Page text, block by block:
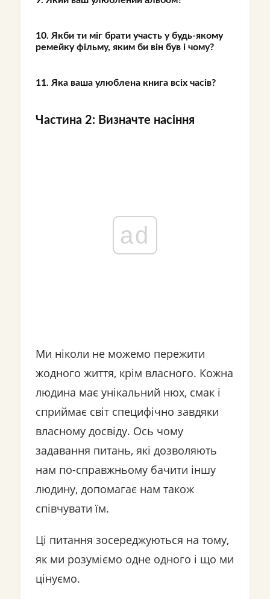
10. Якби ти міг брати участь у будь-якому
ремейку фільму, яким би він був і чому?
11. Яка ваша улюблена книга всіх часів?
Частина 2: Визначте насіння
ad
Ми ніколи не можемо пережити
жодного життя, крім власного. Кожна
людина має унікальний нюх, смак і
сприймає світ специфічно завдяки
власному досвіду. Ось чому
задавання питань, які дозволяють
нам по-справжньому бачити іншу
людину, допомагає нам також
співчувати їм.
Ці питання зосереджуються на тому,
як ми розуміємо одне одного і що ми
цінуємо.